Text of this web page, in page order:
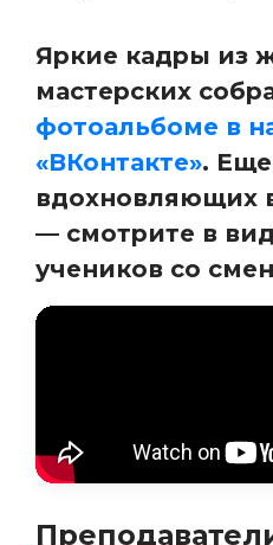
Яркие кадры из
мастерских
фотоальбоме в
«ВКонтакте».
вдохновляющих
— смотрите в
учеников со